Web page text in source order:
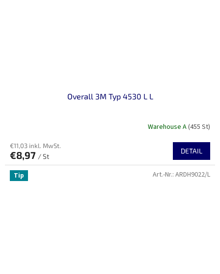
Overall 3M Typ 4530 L L
Warehouse A(455 St)
€11,03 inkl. MwSt.
€8,97 / St
DETAIL
Tip Art.-Nr.: ARDH9022/L